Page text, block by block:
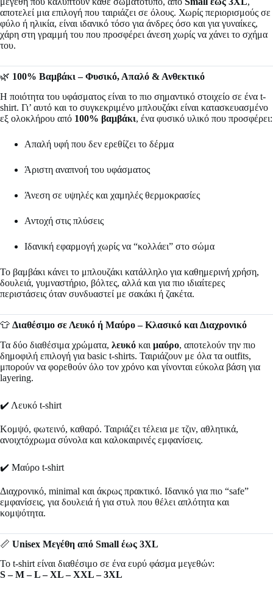
αποτελεί μια επιλογή που ταιριάζει σε όλους. Χωρίς περιορισμούς σε
φύλο ή ηλικία, είναι ιδανικό τόσο για άνδρες όσο και για γυναίκες,
χάρη στη γραμμή του που προσφέρει άνεση χωρίς να χάνει το σχήμα
του.
🌿 100% Βαμβάκι – Φυσικό, Απαλό & Ανθεκτικό
Η ποιότητα του υφάσματος είναι το πιο σημαντικό στοιχείο σε ένα t-
shirt. Γι’ αυτό και το συγκεκριμένο μπλουζάκι είναι κατασκευασμένο
εξ ολοκλήρου από 100% βαμβάκι, ένα φυσικό υλικό που προσφέρει:
Απαλή υφή που δεν ερεθίζει το δέρμα
Άριστη αναπνοή του υφάσματος
Άνεση σε υψηλές και χαμηλές θερμοκρασίες
Αντοχή στις πλύσεις
Ιδανική εφαρμογή χωρίς να “κολλάει” στο σώμα
Το βαμβάκι κάνει το μπλουζάκι κατάλληλο για καθημερινή χρήση,
δουλειά, γυμναστήριο, βόλτες, αλλά και για πιο ιδιαίτερες
περιστάσεις όταν συνδυαστεί με σακάκι ή ζακέτα.
👕 Διαθέσιμο σε Λευκό ή Μαύρο – Κλασικό και Διαχρονικό
Τα δύο διαθέσιμα χρώματα, λευκό και μαύρο, αποτελούν την πιο
δημοφιλή επιλογή για basic t-shirts. Ταιριάζουν με όλα τα outfits,
μπορούν να φορεθούν όλο τον χρόνο και γίνονται εύκολα βάση για
layering.
✔️ Λευκό t-shirt
Κομψό, φωτεινό, καθαρό. Ταιριάζει τέλεια με τζιν, αθλητικά,
ανοιχτόχρωμα σύνολα και καλοκαιρινές εμφανίσεις.
✔️ Μαύρο t-shirt
Διαχρονικό, minimal και άκρως πρακτικό. Ιδανικό για πιο “safe”
εμφανίσεις, για δουλειά ή για στυλ που θέλει απλότητα και
κομψότητα.
📏 Unisex Μεγέθη από Small έως 3XL
Το t-shirt είναι διαθέσιμο σε ένα ευρύ φάσμα μεγεθών:
S – M – L – XL – XXL – 3XL